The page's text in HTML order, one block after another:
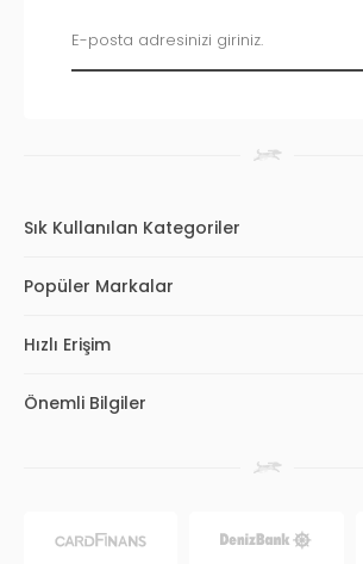
Sık Kullanılan Kategoriler
Popüler Markalar
Hızlı Erişim
Önemli Bilgiler